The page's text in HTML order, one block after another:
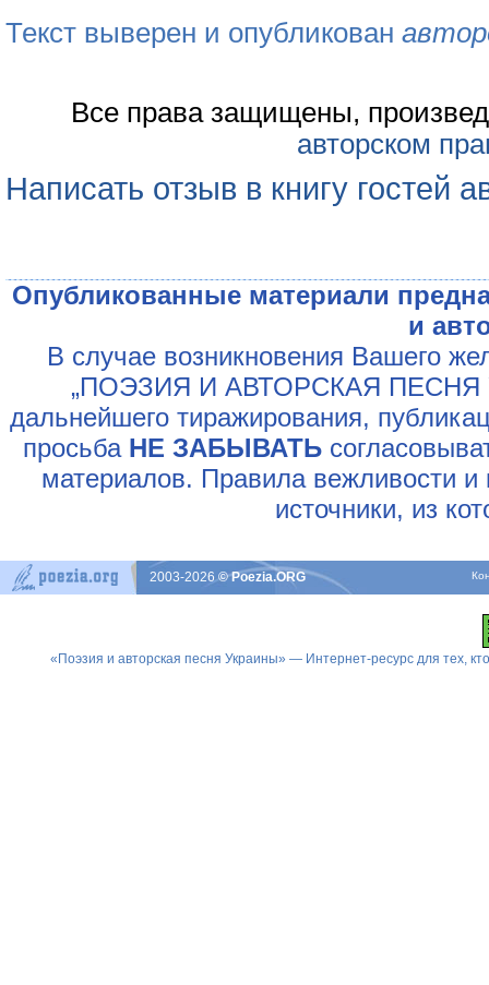
Текст выверен и опубликован
Все права защищены,
авторском
Написать отзыв в книгу гостей
Опубликованные материали
и
В случае возникновения Вашего
„ПОЭЗИЯ И АВТОРСКАЯ ПЕСНЯ
дальнейшего тиражирования,
просьба НЕ ЗАБЫВАТЬ
материалов. Правила вежливости и
источники, из
2003-2026© Poezia.ORG
«Поэзия и авторская песня Украины» — Интернет-ресурс для тех,